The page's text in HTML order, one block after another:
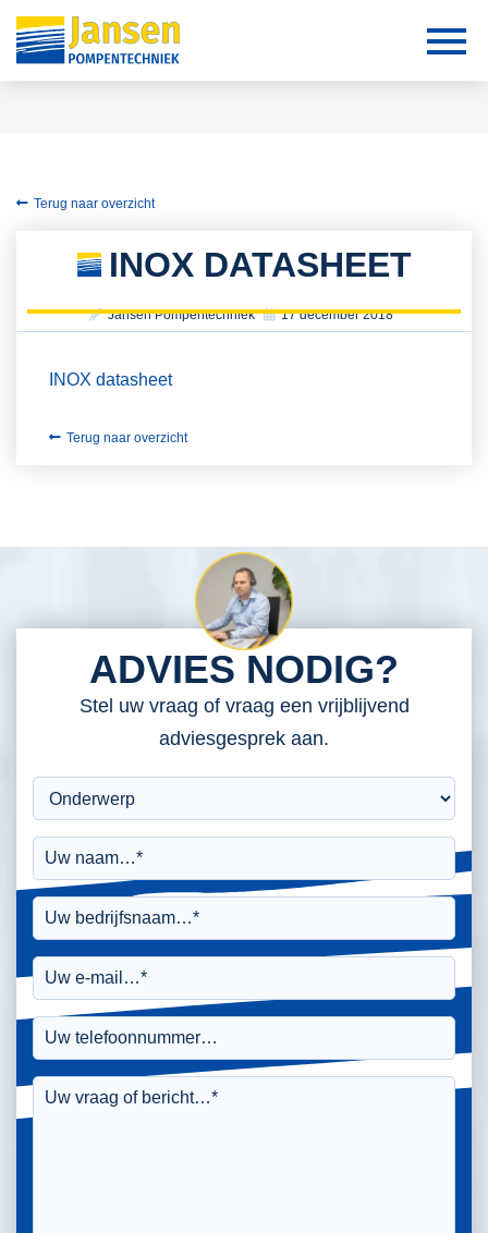
Terug naar overzicht
INOX DATASHEET
Jansen Pompentechniek 17 december 2018
INOX datasheet
Terug naar overzicht
ADVIES NODIG?
Stel uw vraag of vraag een vrijblijvend
adviesgesprek aan.